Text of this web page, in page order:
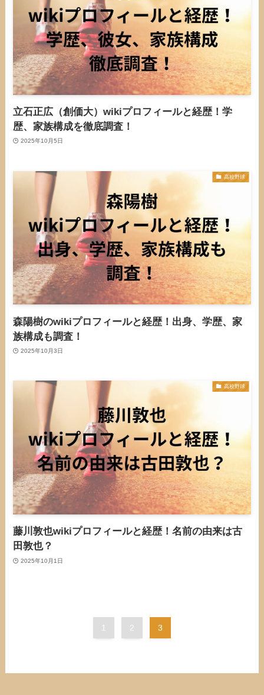
立石正広（創価大）wikiプロフィールと経歴！学
歴、家族構成を徹底調査！
2025年10月5日
高校野球
森陽樹のwikiプロフィールと経歴！出身、学歴、家
族構成も調査！
2025年10月3日
高校野球
藤川敦也wikiプロフィールと経歴！名前の由来は古
田敦也？
2025年10月1日
1 2 3